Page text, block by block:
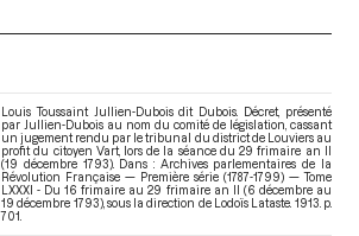
Louis Toussaint Jullien-Dubois dit Dubois. Décret, présenté
par Jullien-Dubois au nom du comité de législation, cassant
un jugement rendu par le tribunal du district de Louviers au
profit du citoyen Vart, lors de la séance du 29 frimaire an II
(19 décembre 1793). Dans : Archives parlementaires de la
Révolution Française — Première série (1787-1799) — Tome
LXXXI - Du 16 frimaire au 29 frimaire an II (6 décembre au
19 décembre 1793), sous la direction de Lodoïs Lataste. 1913. p.
701.